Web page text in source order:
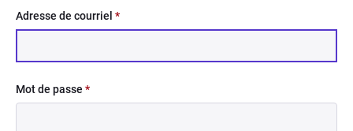
Adresse de courriel *
Mot de passe *